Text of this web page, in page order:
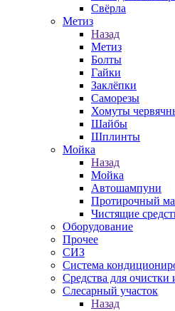
Свёрла
Метиз
Назад
Метиз
Болты
Гайки
Заклёпки
Саморезы
Хомуты
Шайбы
Шплинты
Мойка
Назад
Мойка
Автошампуни
Протирочный
Чистящие
Оборудование
Прочее
СИЗ
Система
Средства для очистки
Слесарный участок
Назад